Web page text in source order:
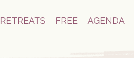
RETREATS FREE AGENDA